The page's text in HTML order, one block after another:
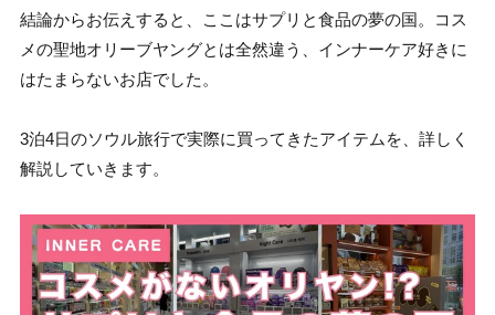
結論からお伝えすると、ここはサプリと食品の夢の国。コス
メの聖地オリーブヤングとは全然違う、インナーケア好きに
はたまらないお店でした。
3泊4日のソウル旅行で実際に買ってきたアイテムを、詳しく
解説していきます。